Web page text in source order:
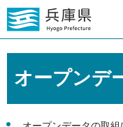
オープンデ